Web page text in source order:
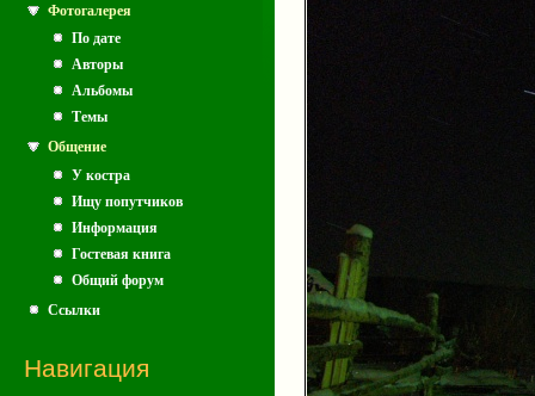
Фотогалерея
По дате
Авторы
Альбомы
Темы
Общение
У костра
Ищу попутчиков
Информация
Гостевая книга
Общий форум
Ссылки
Навигация